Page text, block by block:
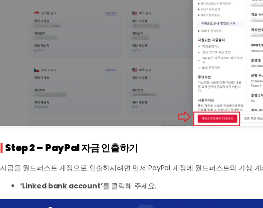
Step 2 – PayPal 자금 인출하기
자금을 월드퍼스트 계정으로 인출하시려면 먼저 PayPal 계정에 월드퍼스트의 가상
‘Linked bank account’를 클릭해 주세요.